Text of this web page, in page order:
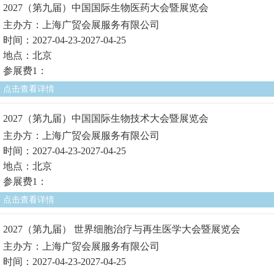
2027（第九届）中国国际生物医药大会暨展览会
主办方：上海广贸会展服务有限公司
时间：2027-04-23-2027-04-25
地点：北京
参展费1：
点击查看详情
2027（第九届）中国国际生物技术大会暨展览会
主办方：上海广贸会展服务有限公司
时间：2027-04-23-2027-04-25
地点：北京
参展费1：
点击查看详情
2027（第九届） 世界细胞治疗与再生医学大会暨展览会
主办方：上海广贸会展服务有限公司
时间：2027-04-23-2027-04-25